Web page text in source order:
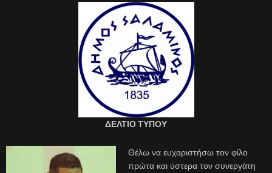
ΔΕΛΤΙΟ ΤΥΠΟΥ
Θέλω να ευχαριστήσω τον φίλο
πρώτα και ύστερα τον συνεργάτη